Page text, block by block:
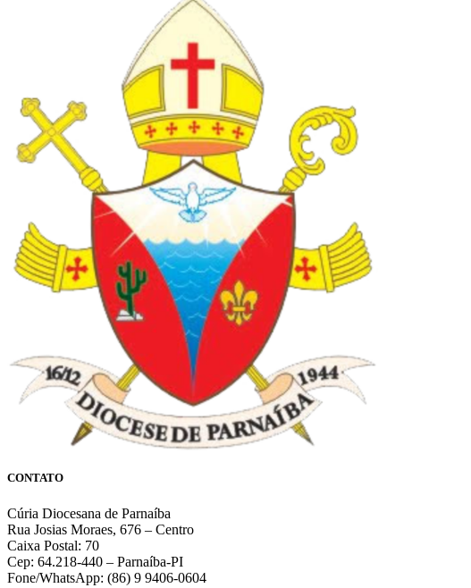
CONTATO
Cúria Diocesana de Parnaíba
Rua Josias Moraes, 676 – Centro
Caixa Postal: 70
Cep: 64.218-440 – Parnaíba-PI
Fone/WhatsApp: (86) 9 9406-0604